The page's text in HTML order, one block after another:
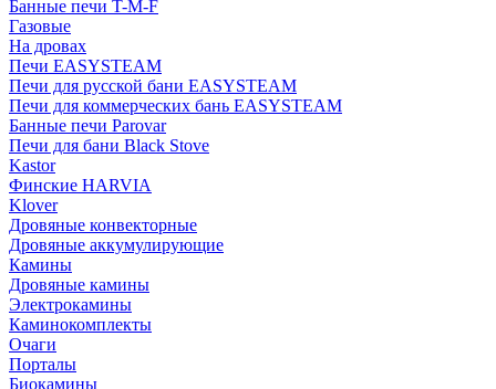
Банные печи T-M-F
Газовые
На дровах
Печи EASYSTEAM
Печи для русской бани EASYSTEAM
Печи для коммерческих бань EASYSTEAM
Банные печи Parovar
Печи для бани Black Stove
Kastor
Финские HARVIA
Klover
Дровяные конвекторные
Дровяные аккумулирующие
Камины
Дровяные камины
Электрокамины
Каминокомплекты
Очаги
Порталы
Биокамины